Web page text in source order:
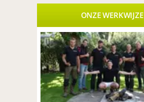
ONZE WERKWIJZE